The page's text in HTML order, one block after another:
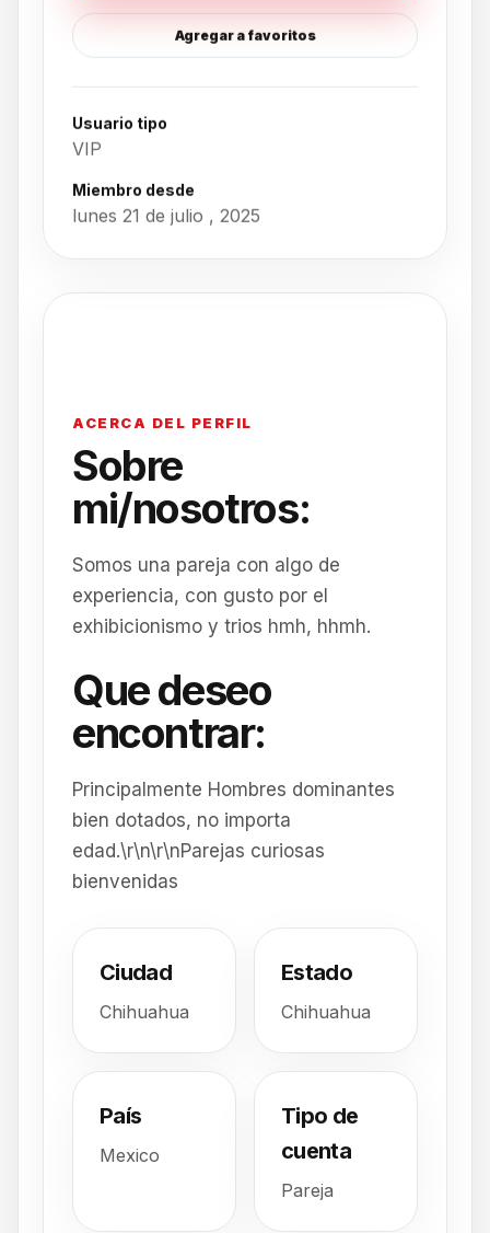
Agregar a favoritos
Usuario tipo
VIP
Miembro desde
lunes 21 de julio , 2025
ACERCA DEL PERFIL
Sobre
mi/nosotros:
Somos una pareja con algo de
experiencia, con gusto por el
exhibicionismo y trios hmh, hhmh.
Que deseo
encontrar:
Principalmente Hombres dominantes
bien dotados, no importa
edad.\r\n\r\nParejas curiosas
bienvenidas
Ciudad
Chihuahua
Estado
Chihuahua
País
Mexico
Tipo de
cuenta
Pareja